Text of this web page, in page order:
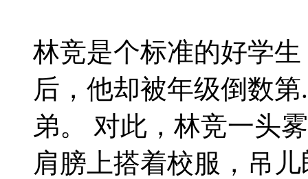
林竞是个标准的好学
后，他却被年级倒数
弟。 对此，林竞一头
肩膀上搭着校服，吊